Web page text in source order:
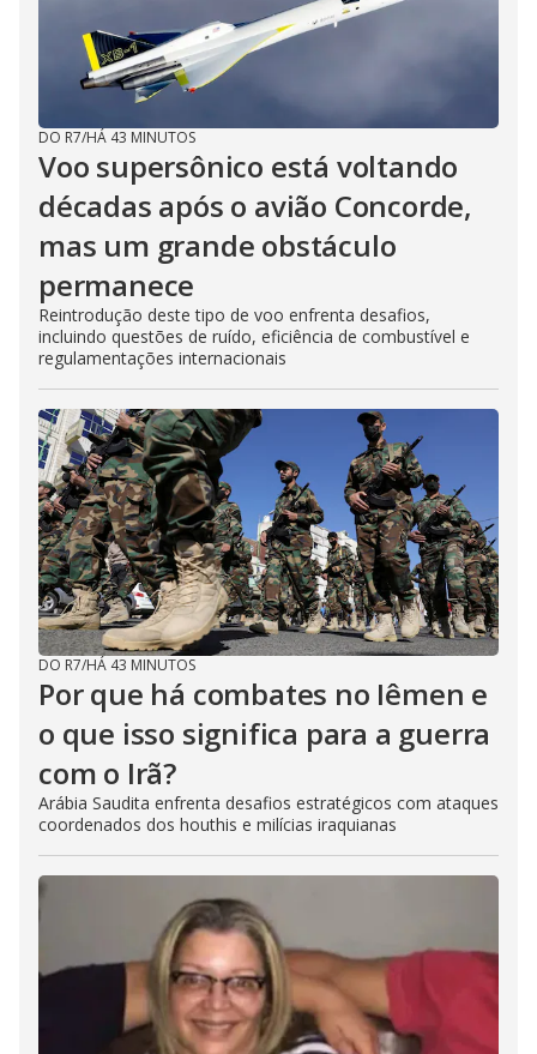
DO R7/HÁ 43 MINUTOS
Voo supersônico está voltando
décadas após o avião Concorde,
mas um grande obstáculo
permanece
Reintrodução deste tipo de voo enfrenta desafios,
incluindo questões de ruído, eficiência de combustível e
regulamentações internacionais
DO R7/HÁ 43 MINUTOS
Por que há combates no Iêmen e
o que isso significa para a guerra
com o Irã?
Arábia Saudita enfrenta desafios estratégicos com ataques
coordenados dos houthis e milícias iraquianas